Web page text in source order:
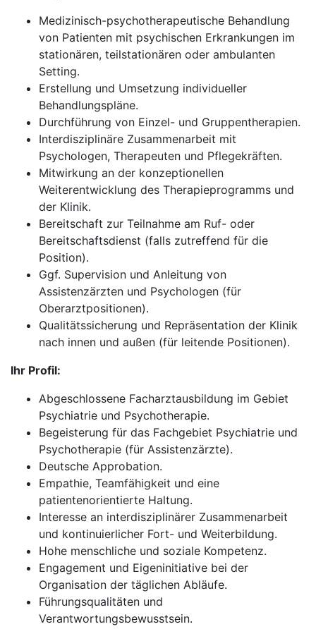
Medizinisch-psychotherapeutische Behandlung
von Patienten mit psychischen Erkrankungen im
stationären, teilstationären oder ambulanten
Setting.
Erstellung und Umsetzung individueller
Behandlungspläne.
Durchführung von Einzel- und Gruppentherapien.
Interdisziplinäre Zusammenarbeit mit
Psychologen, Therapeuten und Pflegekräften.
Mitwirkung an der konzeptionellen
Weiterentwicklung des Therapieprogramms und
der Klinik.
Bereitschaft zur Teilnahme am Ruf- oder
Bereitschaftsdienst (falls zutreffend für die
Position).
Ggf. Supervision und Anleitung von
Assistenzärzten und Psychologen (für
Oberarztpositionen).
Qualitätssicherung und Repräsentation der Klinik
nach innen und außen (für leitende Positionen).
Ihr Profil:
Abgeschlossene Facharztausbildung im Gebiet
Psychiatrie und Psychotherapie.
Begeisterung für das Fachgebiet Psychiatrie und
Psychotherapie (für Assistenzärzte).
Deutsche Approbation.
Empathie, Teamfähigkeit und eine
patientenorientierte Haltung.
Interesse an interdisziplinärer Zusammenarbeit
und kontinuierlicher Fort- und Weiterbildung.
Hohe menschliche und soziale Kompetenz.
Engagement und Eigeninitiative bei der
Organisation der täglichen Abläufe.
Führungsqualitäten und
Verantwortungsbewusstsein.